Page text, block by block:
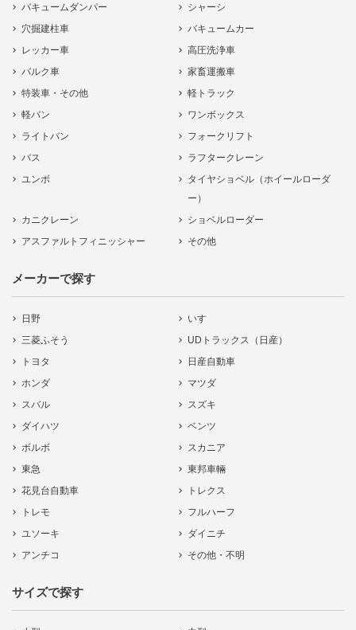
バキュームダンパー
シャーシ
穴掘建柱車
バキュームカー
レッカー車
高圧洗浄車
バルク車
家畜運搬車
特装車・その他
軽トラック
軽バン
ワンボックス
ライトバン
フォークリフト
バス
ラフタークレーン
ユンボ
タイヤショベル（ホイールローダ
ー）
カニクレーン
ショベルローダー
アスファルトフィニッシャー
その他
メーカーで探す
日野
いすゞ
三菱ふそう
UDトラックス（日産）
トヨタ
日産自動車
ホンダ
マツダ
スバル
スズキ
ダイハツ
ベンツ
ボルボ
スカニア
東急
東邦車輛
花見台自動車
トレクス
トレモ
フルハーフ
ユソーキ
ダイニチ
アンチコ
その他・不明
サイズで探す